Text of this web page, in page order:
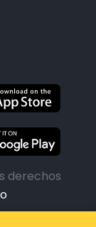
derechos